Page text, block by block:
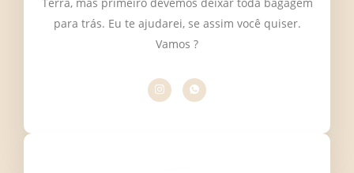
para trás. Eu te ajudarei, se assim você quiser.
Vamos ?